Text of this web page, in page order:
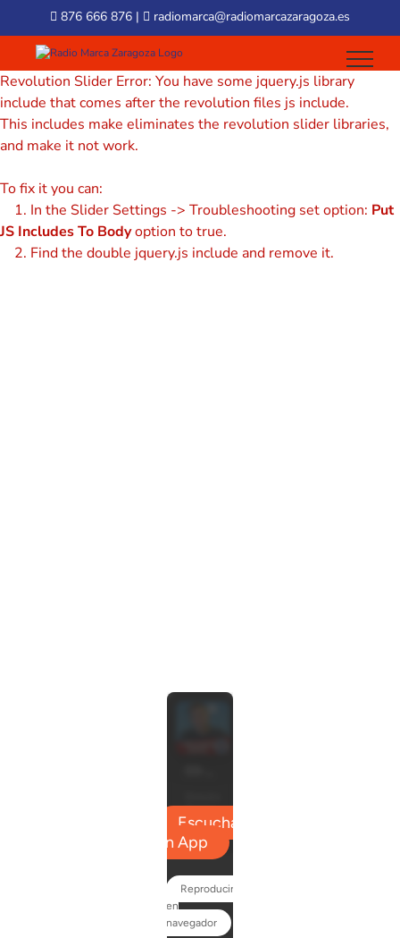
content
876 666 876 | radiomarca@radiomarcazaragoza.es
Revolution Slider Error: You have some jquery.js library
include that comes after the revolution files js include.
This includes make eliminates the revolution slider libraries,
and make it not work.
To fix it you can:
1. In the Slider Settings -> Troubleshooting set option: Put
JS Includes To Bodyoption to true.
2. Find the double jquery.js include and remove it.